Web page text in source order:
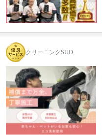
クリーニングSUD